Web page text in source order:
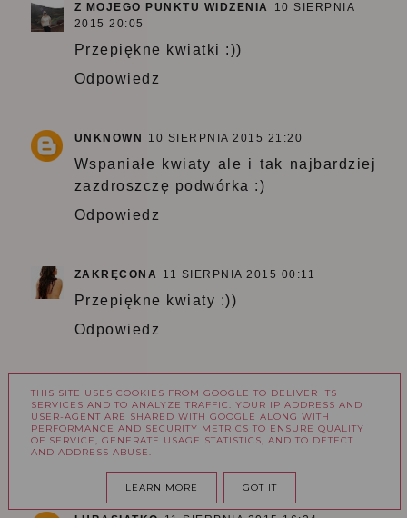
Z MOJEGO PUNKTU WIDZENIA
10 SIERPNIA
2015 20:05
Przepiękne kwiatki :))
Odpowiedz
UNKNOWN 10 SIERPNIA 2015 21:20
Wspaniałe kwiaty ale i tak najbardziej
zazdroszczę podwórka :)
Odpowiedz
ZAKRĘCONA 11 SIERPNIA 2015 00:11
Przepiękne kwiaty :))
Odpowiedz
ANNA | KOSMETYKOHOLIZM 11 SIERPNIA 2015
15:22
Przepięknie <3
Odpowiedz
THIS SITE USES COOKIES FROM GOOGLE TO DELIVER ITS
SERVICES AND TO ANALYZE TRAFFIC. YOUR IP ADDRESS AND
USER-AGENT ARE SHARED WITH GOOGLE ALONG WITH
PERFORMANCE AND SECURITY METRICS TO ENSURE QUALITY
OF SERVICE, GENERATE USAGE STATISTICS, AND TO DETECT
AND ADDRESS ABUSE.
LEARN MORE GOT IT